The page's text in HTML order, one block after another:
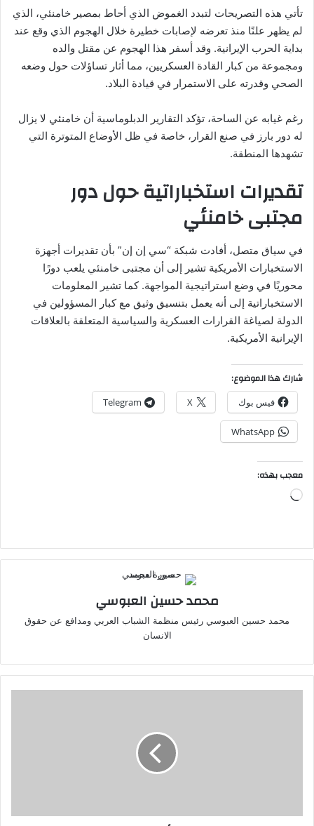
تأتي هذه التصريحات لتبدد الغموض الذي أحاط بمصير خامنئي، الذي
لم يظهر علنًا منذ تعرضه لإصابات خطيرة خلال الهجوم الذي وقع عند
بداية الحرب الإيرانية. وقد أسفر هذا الهجوم عن مقتل والده
ومجموعة من كبار القادة العسكريين، مما أثار تساؤلات حول وضعه
الصحي وقدرته على الاستمرار في قيادة البلاد.
رغم غيابه عن الساحة، تؤكد التقارير الدبلوماسية أن خامنئي لا يزال
له دور بارز في صنع القرار، خاصة في ظل الأوضاع المتوترة التي
تشهدها المنطقة.
تقديرات استخباراتية حول دور
مجتبى خامنئي
في سياق متصل، أفادت شبكة “سي إن إن” بأن تقديرات أجهزة
الاستخبارات الأمريكية تشير إلى أن مجتبى خامنئي يلعب دورًا
محوريًا في وضع استراتيجية المواجهة. كما تشير المعلومات
الاستخباراتية إلى أنه يعمل بتنسيق وثيق مع كبار المسؤولين في
الدولة لصياغة القرارات العسكرية والسياسية المتعلقة بالعلاقات
الإيرانية الأمريكية.
شارك هذا الموضوع:
فيس بوك X
Telegram
WhatsApp
معجب بهذه:
جاري
محمد حسين العبوسي
محمد حسين العبوسي رئيس منظمة الشباب العربي ومدافع عن حقوق
الانسان
إلى